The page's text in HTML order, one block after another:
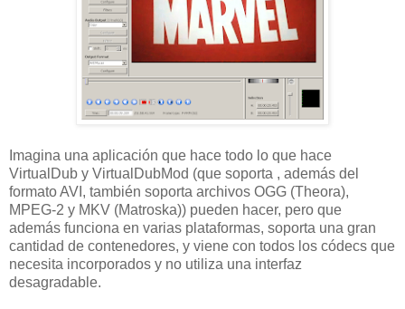
Imagina una aplicación que hace todo lo que hace
VirtualDub y VirtualDubMod (que soporta , además del
formato AVI, también soporta archivos OGG (Theora),
MPEG-2 y MKV (Matroska)) pueden hacer, pero que
además funciona en varias plataformas, soporta una gran
cantidad de contenedores, y viene con todos los códecs que
necesita incorporados y no utiliza una interfaz
desagradable.